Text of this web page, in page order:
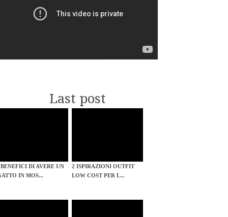
Last post
DI AVERE UN
IN MOS...
2 ISPIRAZIONI OUTFIT
LOW COST PER L...